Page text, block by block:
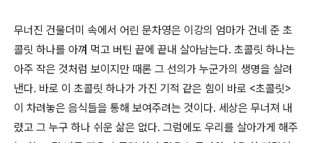
무너진 건물더미 속에서 어린 문차영은 이강의 엄마가 건네 준 초
콜릿 하나를 아껴 먹고 버틴 끝에 끝내 살아남는다. 초콜릿 하나는
아주 작은 것처럼 보이지만 때론 그 선의가 누군가의 생명을 살려
낸다. 바로 이 초콜릿 하나가 가진 기적 같은 힘이 바로 <초콜릿>
이 차려놓은 음식들을 통해 보여주려는 것이다. 세상은 무너져 내
렸고 그 누구 하나 쉬운 삶은 없다. 그럼에도 우리를 살아가게 해주